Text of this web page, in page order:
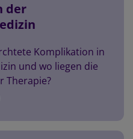
der
Komplikation in
und wo liegen die
Therapie?